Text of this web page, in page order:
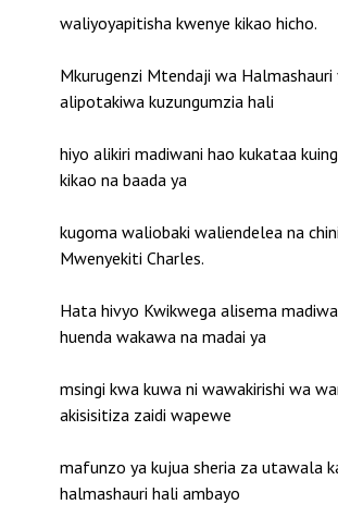
waliyoyapitisha kwenye kikao hicho.
Mkurugenzi Mtendaji wa Halmashauri
alipotakiwa kuzungumzia hali
hiyo alikiri madiwani hao kukataa
kikao na baada ya
kugoma waliobaki waliendelea na
Mwenyekiti Charles.
Hata hivyo Kwikwega alisema
huenda wakawa na madai ya
msingi kwa kuwa ni wawakirishi wa
akisisitiza zaidi wapewe
mafunzo ya kujua sheria za utawala
halmashauri hali ambayo